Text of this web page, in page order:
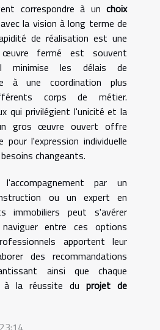
correspondre à un choix
la vision à long terme de
de réalisation est une
fermé est souvent
minimise les délais de
à une coordination plus
corps de métier.
qui privilégient l'unicité et la
gros œuvre ouvert offre
pour l'expression individuelle
changeants.
par un
ou un expert en
immobiliers peut s'avérer
entre ces options
apportent leur
des recommandations
ainsi que chaque
à la réussite du projet de